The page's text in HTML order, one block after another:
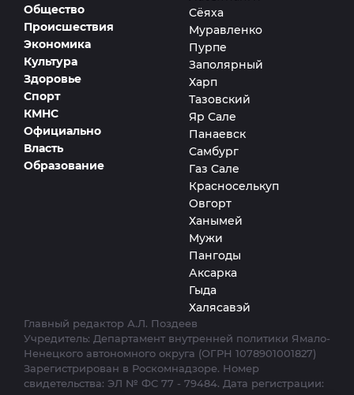
Общество
Происшествия
Экономика
Культура
Здоровье
Спорт
КМНС
Официально
Власть
Образование
Сёяха
Муравленко
Пурпе
Заполярный
Харп
Тазовский
Яр Сале
Панаевск
Самбург
Газ Сале
Красноселькуп
Овгорт
Ханымей
Мужи
Пангоды
Аксарка
Гыда
Халясавэй
Главный редактор А.Л. Поздеев
Учредитель: Департамент внутренней политики Ямало-
Ненецкого автономного округа (ОГРН 1078901001827)
Зарегистрирован в Роскомнадзоре. Номер
свидетельства: ЭЛ № ФС 77 - 79484. Дата регистрации: